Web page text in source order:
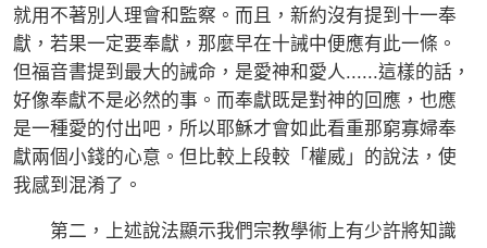
就用不著別人理會和監察。而且，新約沒有提到十一奉
獻，若果一定要奉獻，那麼早在十誡中便應有此一條。
但福音書提到最大的誡命，是愛神和愛人......這樣的話，
好像奉獻不是必然的事。而奉獻既是對神的回應，也應
是一種愛的付出吧，所以耶穌才會如此看重那窮寡婦奉
獻兩個小錢的心意。但比較上段較「權威」的說法，使
我感到混淆了。
第二，上述說法顯示我們宗教學術上有少許將知識